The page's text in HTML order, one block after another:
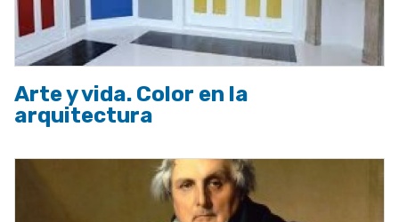
Arte y vida. Color en la
arquitectura